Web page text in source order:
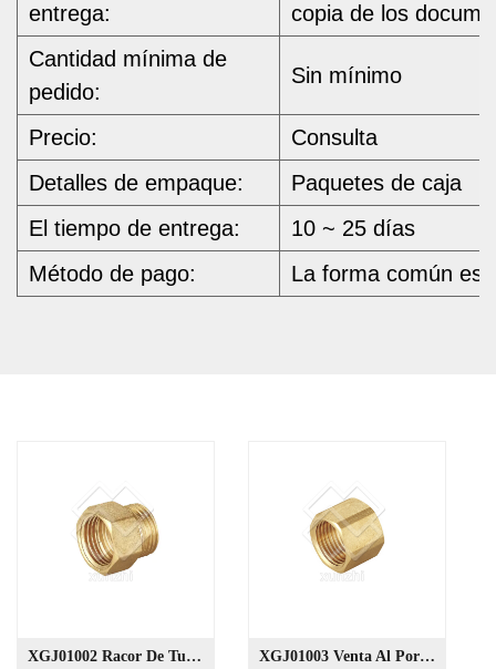
entrega:
copia de los
Cantidad mínima de
pedido:
Sin mínimo
Precio:
Consulta
Detalles de empaque:
Paquetes de caja
El tiempo de entrega:
10 ~ 25 días
Método de pago:
La forma común es
XGJ01002 Racor De Tubería De Latón Hembra Tapón De Pezón De Unión Hexagonal XGJ01003 Venta Al Por Mayor Mate Brillante Grabado Logotipo Personalizado Plata Oro Pulsera De Acero Inoxidable Cuentas Espaciadoras Para La Fabricación De Joyas